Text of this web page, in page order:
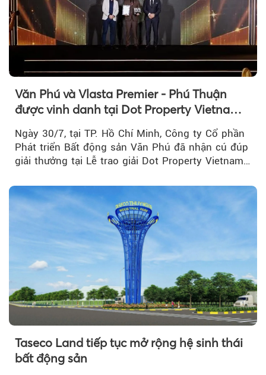
Văn Phú và Vlasta Premier - Phú Thuận
được vinh danh tại Dot Property Vietnam
Ngày 30/7, tại TP. Hồ Chí Minh, Công ty Cổ phần
Phát triển Bất động sản Văn Phú đã nhận cú đúp
giải thưởng tại Lễ trao giải Dot Property Vietnam
Taseco Land tiếp tục mở rộng hệ sinh thái
bất động sản